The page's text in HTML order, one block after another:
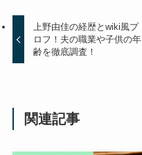
上野由佳の経歴とwiki風プ
ロフ！夫の職業や子供の年
齢を徹底調査！
関連記事